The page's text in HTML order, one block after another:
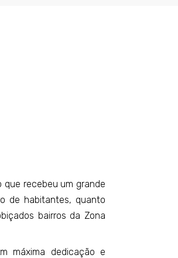
que recebeu um grande
de habitantes, quanto
bairros da Zona
máxima dedicação e